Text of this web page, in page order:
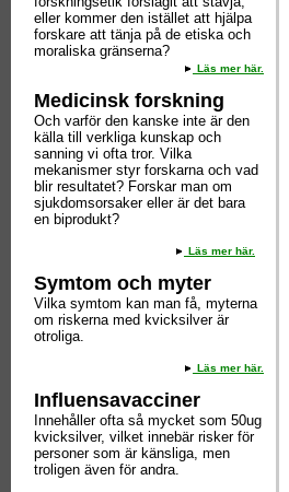
eller kommer den istället att hjälpa
forskare att tänja på de etiska och
moraliska gränserna?
Läs mer här.
Medicinsk forskning
Och varför den kanske inte är den
källa till verkliga kunskap och
sanning vi ofta tror. Vilka
mekanismer styr forskarna och vad
blir resultatet? Forskar man om
sjukdomsorsaker eller är det bara
en biprodukt?
Läs mer här.
Symtom och myter
Vilka symtom kan man få, myterna
om riskerna med kvicksilver är
otroliga.
Läs mer här.
Influensavacciner
Innehåller ofta så mycket som 50ug
kvicksilver, vilket innebär risker för
personer som är känsliga, men
troligen även för andra.